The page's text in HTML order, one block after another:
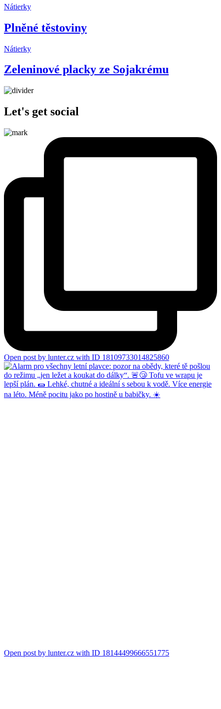
Nátierky
Plněné těstoviny
Nátierky
Zeleninové placky ze Sojakrému
Let's get social
Open post by lunter.cz with ID 18109733014825860
Open post by lunter.cz with ID 18144499666551775